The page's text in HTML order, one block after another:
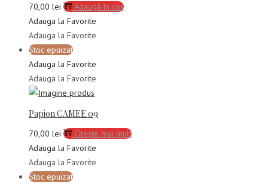
70,00 lei
Adaugă în coș
Adauga la Favorite
Adauga la Favorite
Stoc epuizat
Adauga la Favorite
Adauga la Favorite
Papion CAMEE 09
70,00 lei
Citește mai mult
Adauga la Favorite
Adauga la Favorite
Stoc epuizat